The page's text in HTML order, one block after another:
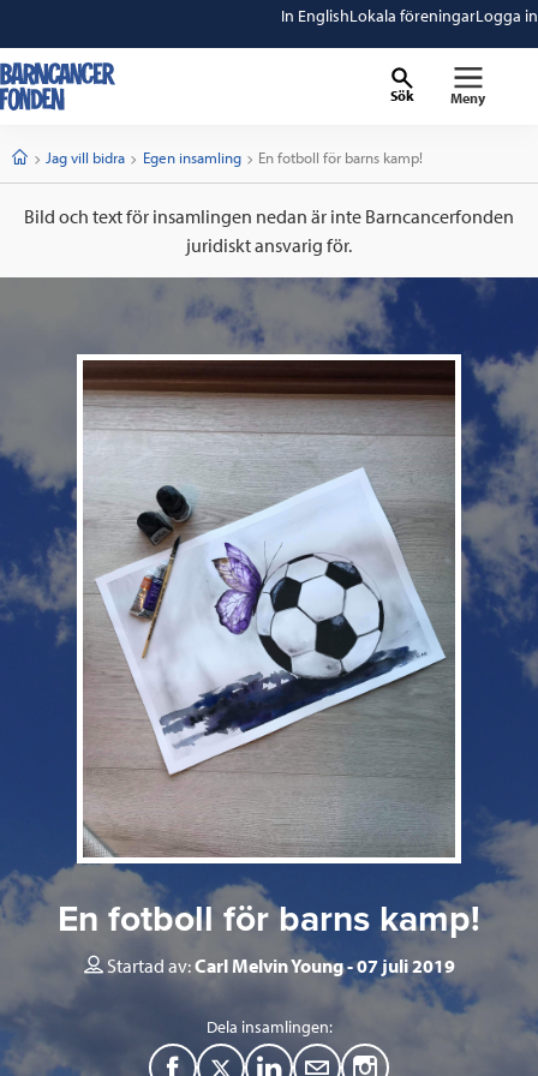
In EnglishLokala föreningarLogga in
Sök Meny
StartJag vill bidra Egen insamling Current:
En fotboll för barns kamp!
Bild och text för insamlingen nedan är inte Barncancerfonden
juridiskt ansvarig för.
En fotboll för barns kamp!
Startad av:Carl Melvin Young 07 juli 2019
Dela insamlingen:
F
T
L
M